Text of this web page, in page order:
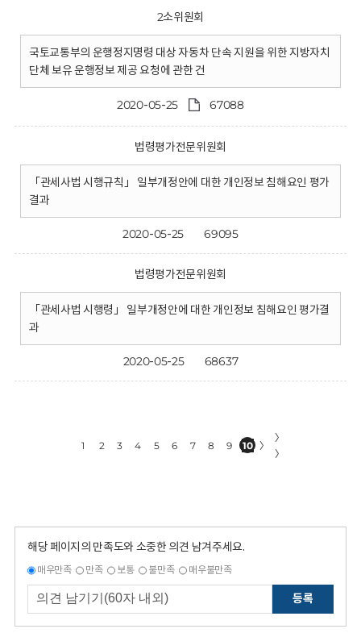
2소위원회
국토교통부의 운행정지명령 대상 자동차 단속 지원을 위한 지방자치
단체 보유 운행정보 제공 요청에 관한 건
2020-05-25 67088
법령평가전문위원회
「관세사법 시행규칙」 일부개정안에 대한 개인정보 침해요인 평가
결과
2020-05-25 69095
법령평가전문위원회
「관세사법 시행령」 일부개정안에 대한 개인정보 침해요인 평가결
과
2020-05-25 68637
1 2 3 4 5 6 7 8 9 10 〉
〉
〉
해당 페이지의 만족도와 소중한 의견 남겨주세요.
매우만족 만족 보통 불만족 매우불만족
등록